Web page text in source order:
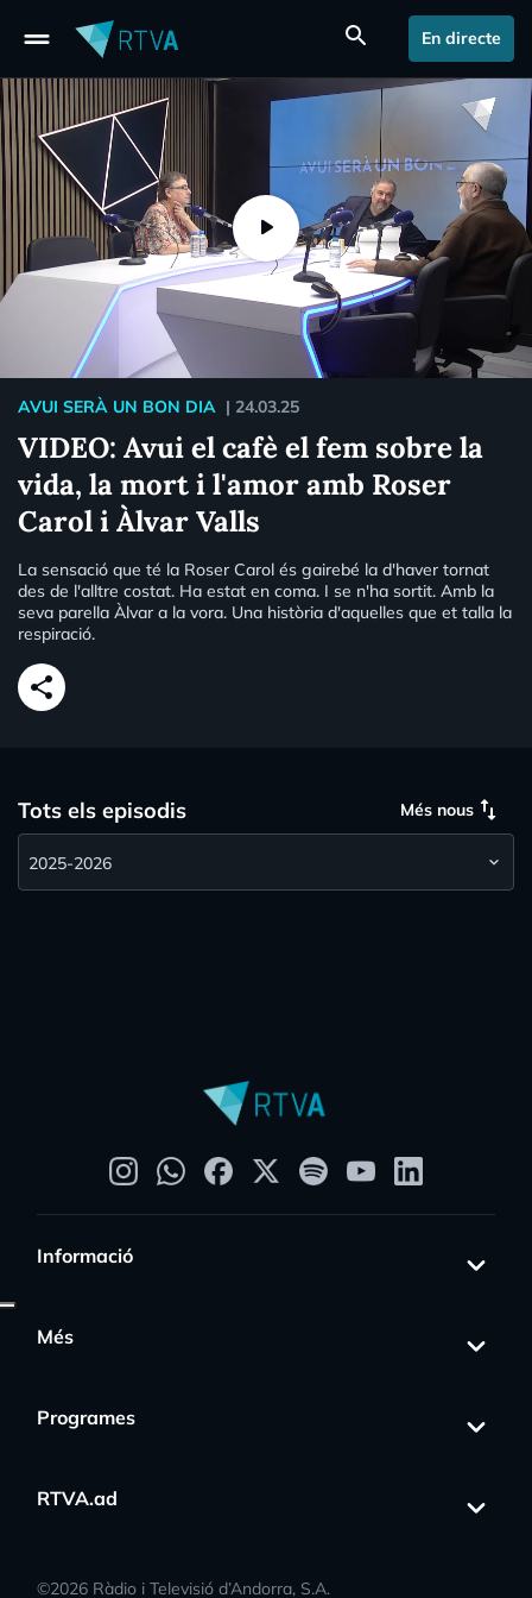
drag_handle search En directe
AVUI SERÀ UN BON DIA | 24.03.25
VIDEO: Avui el cafè el fem sobre la
vida, la mort i l'amor amb Roser
Carol i Àlvar Valls
La sensació que té la Roser Carol és gairebé la d'haver tornat
des de l'alltre costat. Ha estat en coma. I se n'ha sortit. Amb la
seva parella Àlvar a la vora. Una història d'aquelles que et talla la
respiració.
share
Tots els episodis Més nous swap_vert
Informació
Més
Programes
RTVA.ad
©2026 Ràdio i Televisió d’Andorra, S.A.